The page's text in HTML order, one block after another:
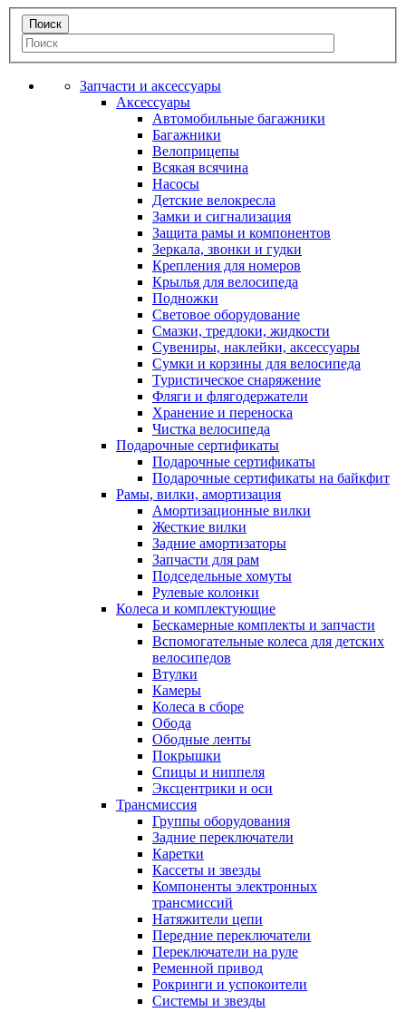
Запчасти и аксессуары
Аксессуары
Автомобильные багажники
Багажники
Велоприцепы
Всякая всячина
Насосы
Детские велокресла
Замки и сигнализация
Защита рамы и компонентов
Зеркала, звонки и гудки
Крепления для номеров
Крылья для велосипеда
Подножки
Световое оборудование
Смазки, тредлоки, жидкости
Сувениры, наклейки, аксессуары
Сумки и корзины для велосипеда
Туристическое снаряжение
Фляги и флягодержатели
Хранение и переноска
Чистка велосипеда
Подарочные сертификаты
Подарочные сертификаты
Подарочные сертификаты на байкфит
Рамы, вилки, амортизация
Амортизационные вилки
Жесткие вилки
Задние амортизаторы
Запчасти для рам
Подседельные хомуты
Рулевые колонки
Колеса и комплектующие
Бескамерные комплекты и запчасти
Вспомогательные колеса для детских
велосипедов
Втулки
Камеры
Колеса в сборе
Обода
Ободные ленты
Покрышки
Спицы и ниппеля
Эксцентрики и оси
Трансмиссия
Группы оборудования
Задние переключатели
Каретки
Кассеты и звезды
Компоненты электронных
трансмиссий
Натяжители цепи
Передние переключатели
Переключатели на руле
Ременной привод
Рокринги и успокоители
Системы и звезды